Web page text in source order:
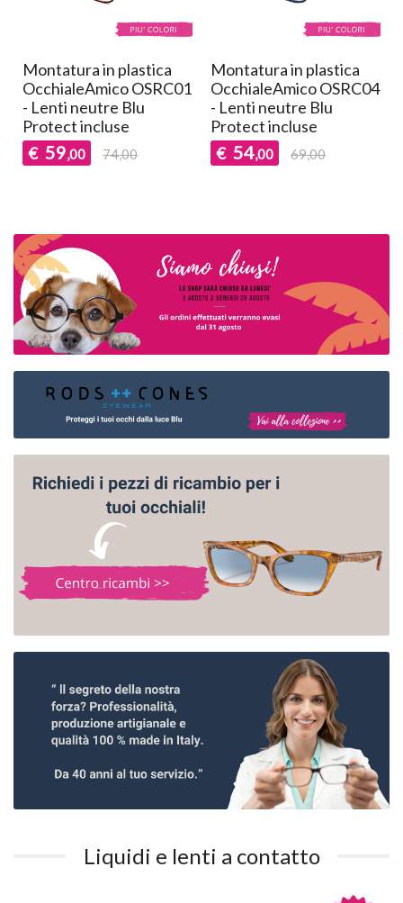
Montatura in plastica
OcchialeAmico OSHPY
324 - Lenti da vista
incluse -
€
49,00
Montatura in plastica
OcchialeAmico
OSRC04D - Lenti
neutre Blu Protect
incluse
€ 54
Liquidi e lenti a contatto